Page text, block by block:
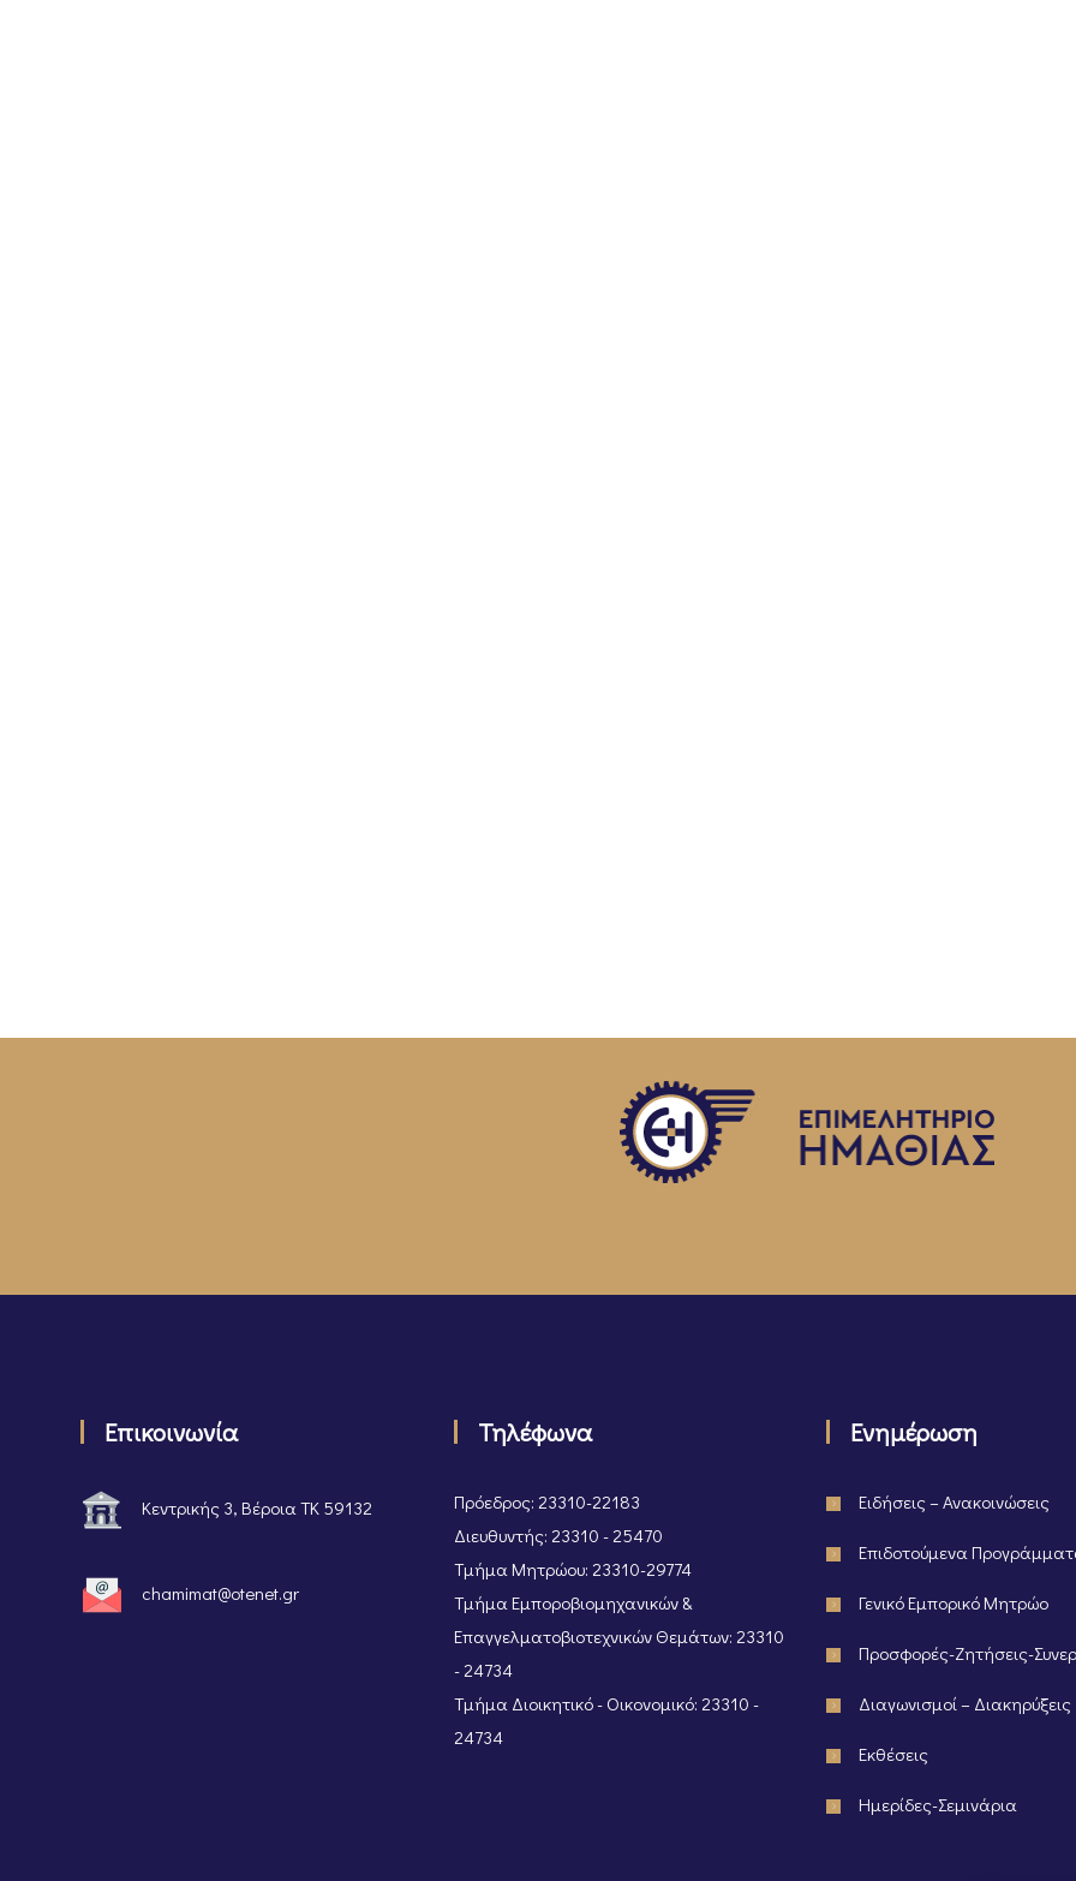
Επικοινωνία
Κεντρικής 3, Βέροια ΤΚ 59132
chamimat@otenet.gr
Τηλέφωνα
Πρόεδρος: 23310-22183
Διευθυντής: 23310 - 25470
Τμήμα Μητρώου: 23310-29774
Τμήμα Εμποροβιομηχανικών &
Επαγγελματοβιοτεχνικών Θεμάτων: 23310
- 24734
Τμήμα Διοικητικό - Οικονομικό: 23310 -
24734
Ενημέρωση
Ειδήσεις – Ανακοινώσεις
Επιδοτούμενα
Γενικό Εμπορικό Μητρώο
Προσφορές-Ζητήσεις-
Διαγωνισμοί – Διακηρύξεις
Εκθέσεις
Ημερίδες-Σεμινάρια